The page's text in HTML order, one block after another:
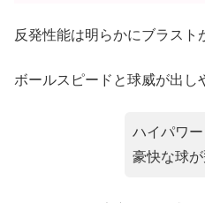
反発性能は明らかにブラスト
ボールスピードと球威が出し
ハイパワ
豪快な球が